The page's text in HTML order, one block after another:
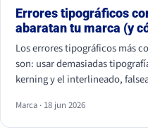
Errores tipográficos
abaratan tu marca (y
Los errores tipográficos más
son: usar demasiadas
kerning y el interlineado,
licencia y ser idéntico a la
uno en uno, pero juntos
Marca · 18 jun 2026